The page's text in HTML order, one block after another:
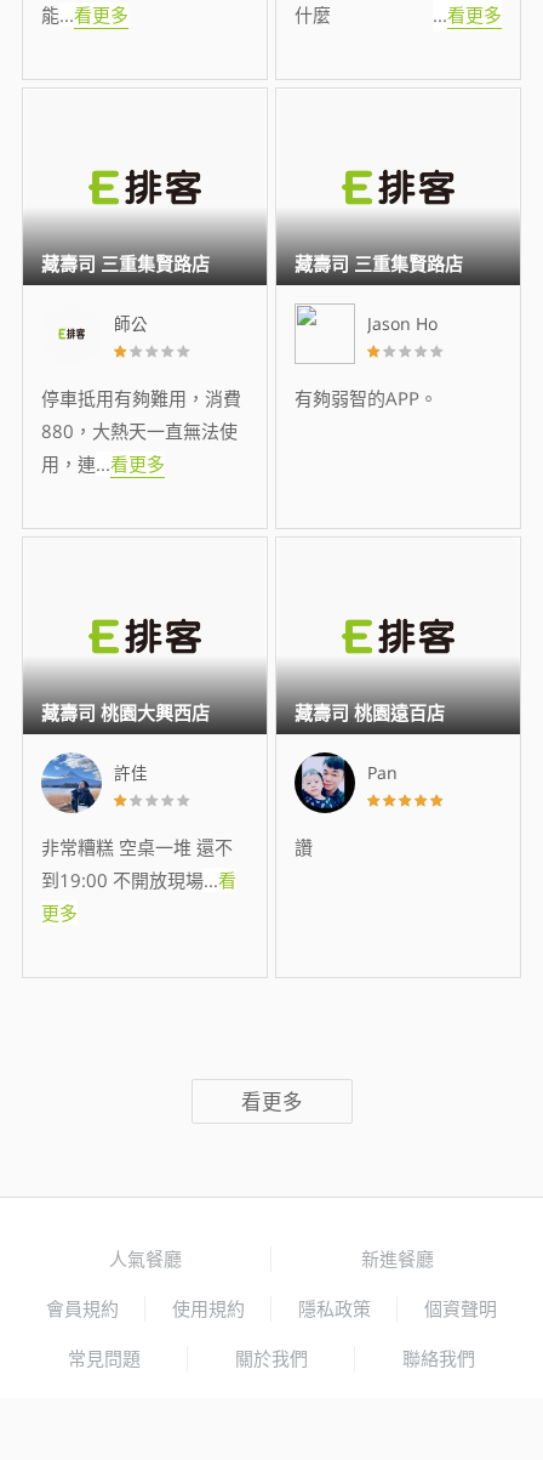
能...看更多
什麼
...看更多
師公
停車抵用有夠難用，消費
880，大熱天一直無法使
用，連...看更多
藏壽司 三重集賢路店
Jason Ho
有夠弱智的APP。
藏壽司 三重集賢路店
許佳
非常糟糕 空桌一堆 還不
到19:00 不開放現場...看
更多
藏壽司 桃園大興西店
Pan
讚
藏壽司 桃園遠百店
看更多
人氣餐廳 新進餐廳
會員規約 使用規約 隱私政策 個資聲明
常見問題 關於我們 聯絡我們